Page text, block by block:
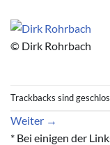
© Dirk Rohrbach
Trackbacks sind
Weiter →
* Bei einigen der